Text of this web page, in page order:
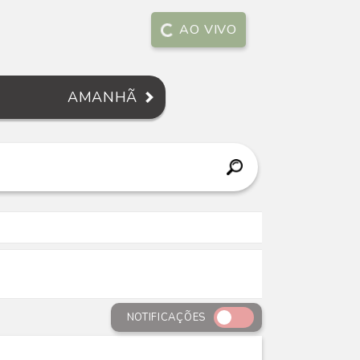
AO VIVO
AMANHÃ
NOTIFICAÇÕES